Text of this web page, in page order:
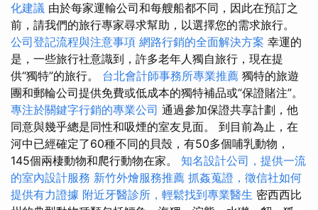
化建議 由於每家運輸公司和每艘船都不同，因此在預訂之
前，請我們的旅行專家尋求幫助，以選擇您的需求旅行。
公司登記流程與注意事項 網路行銷的全面解決方案 幸運的
是，一些旅行社意識到，許多老年人獨自旅行，現在提
供“獨特”的旅行。 台北會計師事務所專業推薦 獨特的旅遊
團和郵輪公司提供免費或低成本的獨特補品或“保證賭注”。
專注於關鍵字行銷的專業公司 通過參加保證共享計劃，他
同意與幾乎總是同性和吸煙的室友見面。 到目前為止，在
河中已經確定了60種不同的貝殼，有50多個哺乳動物，
145個兩棲動物和爬行動物在家。 知名設計公司，提供一流
的室內設計服務 新竹外燴服務推薦 抓姦蒐證，徵信社如何
提供有力證據 附近牙醫診所，輕鬆找到專業醫生 密西西比